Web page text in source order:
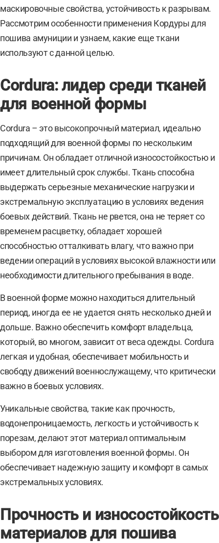
маскировочные свойства, устойчивость к разрывам.
Рассмотрим особенности применения Кордуры для
пошива амуниции и узнаем, какие еще ткани
используют с данной целью.
Cordura: лидер среди тканей
для военной формы
Cordura – это высокопрочный материал, идеально
подходящий для военной формы по нескольким
причинам. Он обладает отличной износостойкостью и
имеет длительный срок службы. Ткань способна
выдержать серьезные механические нагрузки и
экстремальную эксплуатацию в условиях ведения
боевых действий. Ткань не рвется, она не теряет со
временем расцветку, обладает хорошей
способностью отталкивать влагу, что важно при
ведении операций в условиях высокой влажности или
необходимости длительного пребывания в воде.
В военной форме можно находиться длительный
период, иногда ее не удается снять несколько дней и
дольше. Важно обеспечить комфорт владельца,
который, во многом, зависит от веса одежды. Cordura
легкая и удобная, обеспечивает мобильность и
свободу движений военнослужащему, что критически
важно в боевых условиях.
Уникальные свойства, такие как прочность,
водонепроницаемость, легкость и устойчивость к
порезам, делают этот материал оптимальным
выбором для изготовления военной формы. Он
обеспечивает надежную защиту и комфорт в самых
экстремальных условиях.
Прочность и износостойкость
материалов для пошива